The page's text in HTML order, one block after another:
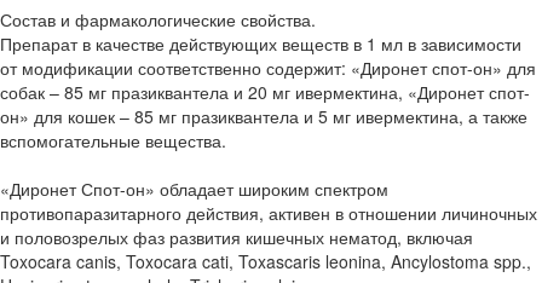
Состав и фармакологические свойства.
Препарат в качестве действующих веществ в 1 мл в зависимости
от модификации соответственно содержит: «Диронет спот-он» для
собак – 85 мг празиквантела и 20 мг ивермектина, «Диронет спот-
он» для кошек – 85 мг празиквантела и 5 мг ивермектина, а также
вспомогательные вещества.
«Диронет Спот-он» обладает широким спектром
противопаразитарного действия, активен в отношении личиночных
и половозрелых фаз развития кишечных нематод, включая
Toxocara canis, Toxocara cati, Toxascaris leonina, Ancylostoma spp.,